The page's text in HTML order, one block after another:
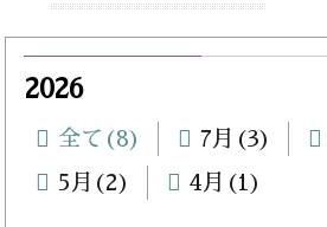
2026
全て(8) 7月(3)
5月(2)
4月(1)